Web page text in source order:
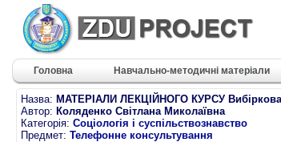
Головна Навчально-методичні матеріали
Назва: МАТЕРІАЛИ ЛЕКЦІЙНОГО КУРСУ Вибіркова
Автор: Коляденко Світлана Миколаївна
Категорія: Соціологія і суспільствознавство
Предмет: Телефонне консультування